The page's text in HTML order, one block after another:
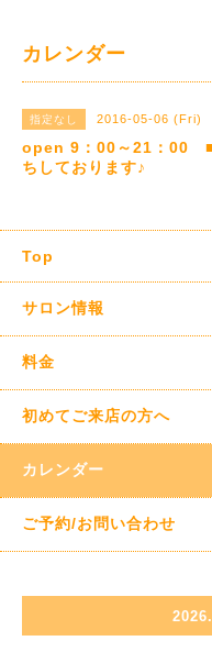
カレンダー
指定なし 2016-05-06 (Fri)
open 9：00～21：00
ちしております♪
Top
サロン情報
料金
初めてご来店の方へ
カレンダー
ご予約/お問い合わせ